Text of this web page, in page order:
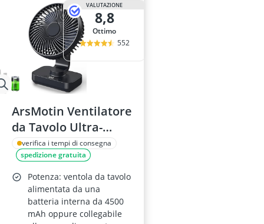
VALUTAZIONE
8,8
Ottimo
552
ArsMotin Ventilatore
da Tavolo Ultra-
Silenzioso, Batteria
4500 mAh USB, 4
Velocità,
Oscillazione 120°,
Inclinazione testa
verifica i tempi di consegna
spedizione gratuita
Potenza: ventola da tavolo
alimentata da una
batteria interna da 4500
mAh oppure collegabile